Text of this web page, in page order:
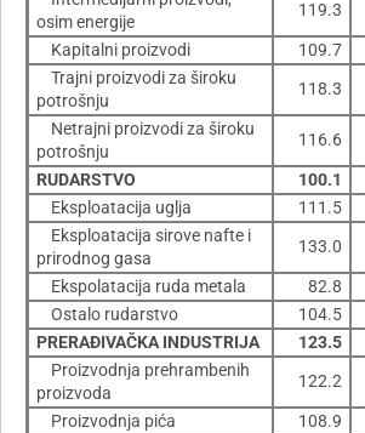
osim energije
119.3
Kapitalni proizvodi 109.7
Trajni proizvodi za široku
potrošnju
118.3
Netrajni proizvodi za široku
potrošnju
116.6
RUDARSTVO 100.1
Eksploatacija uglja
111.5
Eksploatacija sirove nafte i
prirodnog gasa
133.0
Ekspolatacija ruda metala 82.8
Ostalo rudarstvo
104.5
PRERAÐIVAČKA INDUSTRIJA
123.5
Proizvodnja prehrambenih
proizvoda
122.2
Proizvodnja pića 108.9